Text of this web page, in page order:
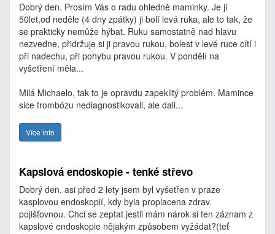
Dobrý den. Prosím Vás o radu ohledně maminky. Je jí
50let,od neděle (4 dny zpátky) ji bolí levá ruka, ale to tak, že
se prakticky nemůže hýbat. Ruku samostatně nad hlavu
nezvedne, přidržuje si ji pravou rukou, bolest v levé ruce cítí i
při nadechu, při pohybu pravou rukou. V pondělí na
vyšetření měla...
Milá Michaelo, tak to je opravdu zapeklitý problém. Mamince
sice trombózu nediagnostikovali, ale dali...
Více info
Kapslová endoskopie - tenké střevo
Dobrý den, asi před 2 lety jsem byl vyšetřen v praze
kasplovou endoskopií, kdy byla proplacena zdrav.
pojišťovnou. Chci se zeptat jestli mám nárok si ten záznam z
kapslové endoskopie nějakým způsobem vyžádat?(teť